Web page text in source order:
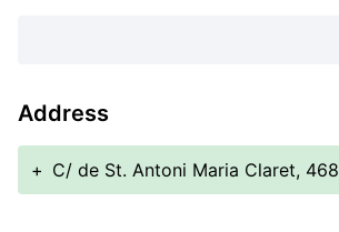
Address
+ C/ de St. Antoni Maria Claret, 468